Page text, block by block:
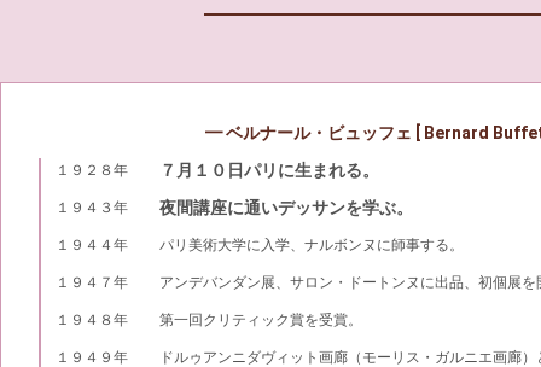
━ ベルナール・ビュッフェ [ Bernard
１９２８年 ７月１０日パリに生まれる。
１９４３年 夜間講座に通いデッサンを学ぶ。
１９４４年 パリ美術大学に入学、ナルボンヌに師事する。
１９４７年 アンデバンダン展、サロン・ドートンヌに出品、初個展を
１９４８年 第一回クリティック賞を受賞。
１９４９年
ドルゥアンニダヴィット画廊（モーリス・ガルニエ画廊